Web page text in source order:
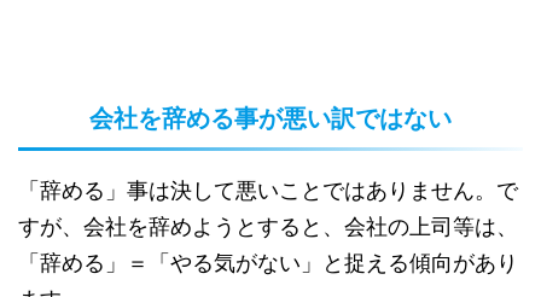
会社を辞める事が悪い訳ではない
「辞める」事は決して悪いことではありません。で
すが、会社を辞めようとすると、会社の上司等は、
「辞める」＝「やる気がない」と捉える傾向があり